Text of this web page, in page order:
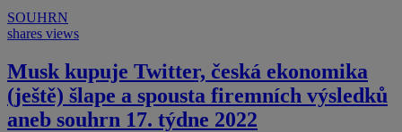
SOUHRN
shares views
Musk kupuje Twitter, česká ekonomika
(ještě) šlape a spousta firemních výsledků
aneb souhrn 17. týdne 2022